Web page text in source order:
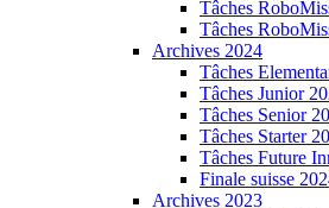
Tâches
Tâches
Archives 2024
Tâches
Tâches Junior
Tâches Senior
Tâches Starter
Tâches Future
Finale suisse
Archives 2023